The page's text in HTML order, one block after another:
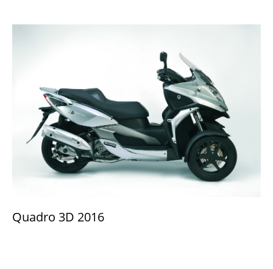
Quadro 3D 2016